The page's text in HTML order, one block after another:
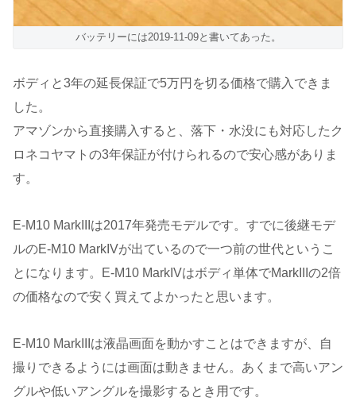
バッテリーには2019-11-09と書いてあった。
ボディと3年の延長保証で5万円を切る価格で購入できま
した。
アマゾンから直接購入すると、落下・水没にも対応したク
ロネコヤマトの3年保証が付けられるので安心感がありま
す。
E-M10 MarkIIIは2017年発売モデルです。すでに後継モデ
ルのE-M10 MarkIVが出ているので一つ前の世代というこ
とになります。E-M10 MarkIVはボディ単体でMarkIIIの2倍
の価格なので安く買えてよかったと思います。
E-M10 MarkIIIは液晶画面を動かすことはできますが、自
撮りできるようには画面は動きません。あくまで高いアン
グルや低いアングルを撮影するとき用です。